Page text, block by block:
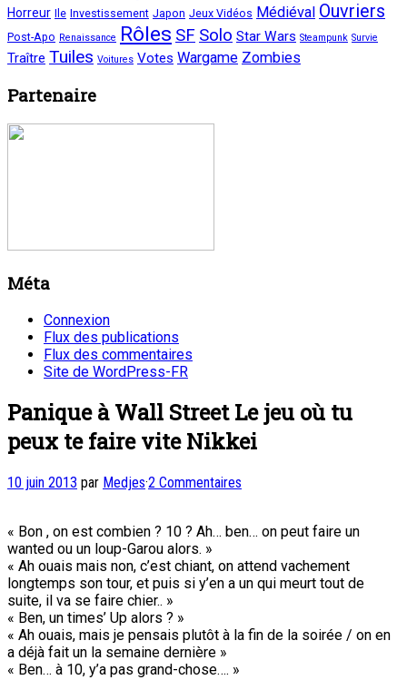
Horreur Ile Investissement Japon Jeux Vidéos Médiéval Ouvriers
Post-Apo Renaissance Rôles SF Solo Star Wars Steampunk Survie
Traître Tuiles Voitures Votes Wargame Zombies
Partenaire
Méta
Connexion
Flux des publications
Flux des commentaires
Site de WordPress-FR
Panique à Wall Street Le jeu où tu
peux te faire vite Nikkei
10 juin 2013 par Medjes·2 Commentaires
« Bon , on est combien ? 10 ? Ah… ben… on peut faire un
wanted ou un loup-Garou alors. »
« Ah ouais mais non, c’est chiant, on attend vachement
longtemps son tour, et puis si y’en a un qui meurt tout de
suite, il va se faire chier.. »
« Ben, un times’ Up alors ? »
« Ah ouais, mais je pensais plutôt à la fin de la soirée / on en
a déjà fait un la semaine dernière »
« Ben… à 10, y’a pas grand-chose…. »